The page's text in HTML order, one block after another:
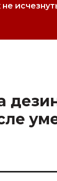
не